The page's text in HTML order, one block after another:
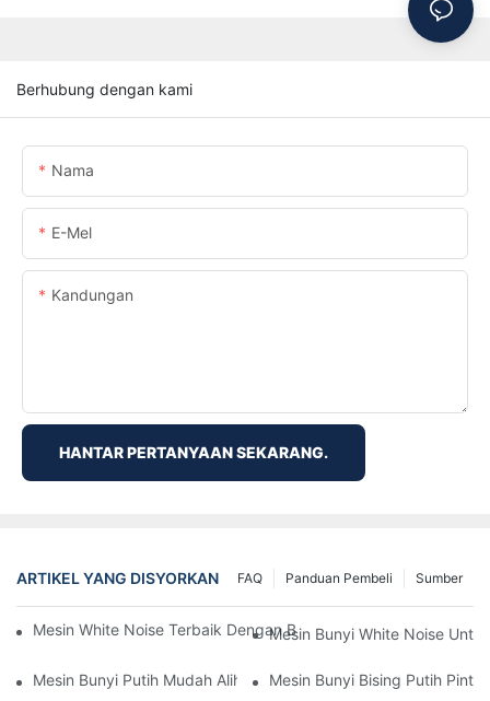
Berhubung dengan kami
Nama
E-Mel
Kandungan
HANTAR PERTANYAAN SEKARANG.
ARTIKEL YANG DISYORKAN Sumber
Panduan Pembeli
FAQ
Mesin White Noise Terbaik Dengan Bunyi Alam Semula Jadi
Mesin Bunyi White Noise
Mesin Bunyi Putih Mudah Alih: Penyelesaian Tidur Untuk
Mesin Bunyi Bising Putih